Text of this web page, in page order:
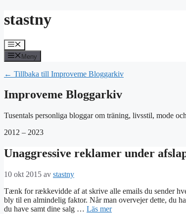
Hoppa
till
stastny
Meny
Meny
← Tillbaka till Improveme Bloggarkiv
Improveme Bloggarkiv
Tusentals personliga bloggar om träning, livsstil, mode
2012 – 2023
Unaggressive reklamer under
10 okt 2015 av stastny
Tænk for rækkevidde af at skrive alle emails du sender
bly til en almindelig faktor. Når man overvejer dette, du
du have samt dine salg … Läs mer